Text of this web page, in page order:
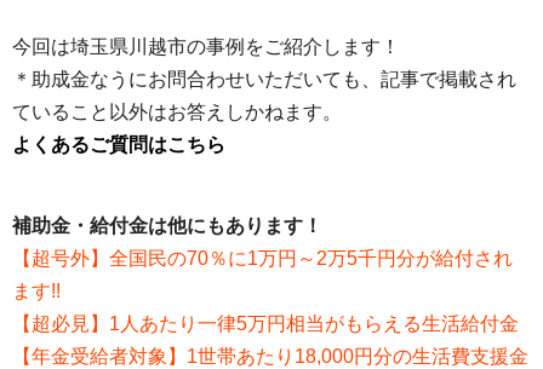
今回は埼玉県川越市の事例をご紹介します！
＊助成金なうにお問合わせいただいても、記事で掲載され
ていること以外はお答えしかねます。
よくあるご質問はこちら
補助金・給付金は他にもあります！
【超号外】全国民の70％に1万円～2万5千円分が給付され
ます!!
【超必見】1人あたり一律5万円相当がもらえる生活給付金
【年金受給者対象】1世帯あたり18,000円分の生活費支援金